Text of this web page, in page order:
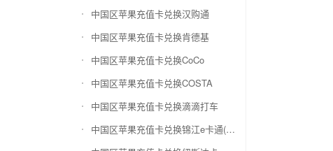
中国区苹果充值卡兑换汉购通
中国区苹果充值卡兑换肯德基
中国区苹果充值卡兑换CoCo
中国区苹果充值卡兑换COSTA
中国区苹果充值卡兑换滴滴打车
中国区苹果充值卡兑换锦江e卡通(锦江一卡通)